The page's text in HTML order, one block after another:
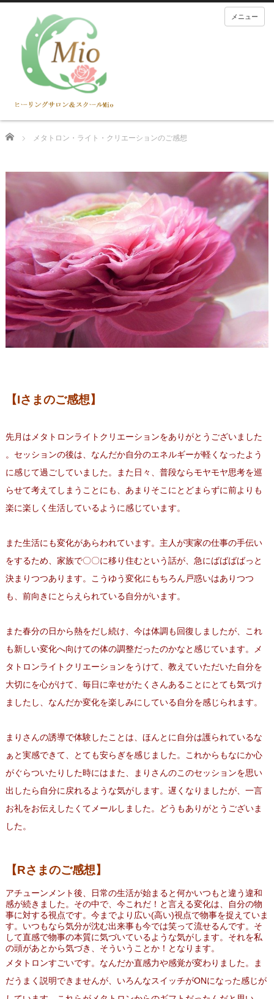
メニュー
Home メタトロン・ライト・クリエーションのご感想
【Iさまのご感想】
先月はメタトロンライトクリエーションをありがとうございました
。セッションの後は、 なんだか自分のエネルギーが軽くなったよう
に感じて過ごしていま した。また日々、 普段ならモヤモヤ思考を巡
らせて考えてしまうことにも、 あまりそこにとどまらずに前よりも
楽に楽しく生活しているように感じています。
また生活にも変化があらわれています。主人が実家の仕事の手伝い
をするため、家族で〇〇に移り住むという話が、急にばばばばっと
決まりつつあります。こうゆう変化にもちろん戸惑いはありつつ
も、 前向きにとらえられている自分がいます。
また春分の日から熱をだし続け、今は体調も回復しましたが、
これ
も新しい変化へ向けての体の調整だったのかなと感じています。
メ
タトロンライトクリエーションをうけて、 教えていただいた自分を
大切にを心がけて、 毎日に幸せがたくさんあることにとても気づけ
ましたし、 なんだか変化を楽しみにしている自分を感じられます。
まりさんの誘導で体験したことは、 ほんとに自分は護られているな
ぁと実感できて、
とても安らぎを感じました。
これからもなにか心
がぐらついたりした時にはまた、
まりさんのこのセッションを思い
出したら自分に戻れるような気がします。遅くなりましたが、一言
お礼をお伝えしたくてメールしました。どうもありがとうございま
した。
【Rさまのご感想】
アチューンメント後、日常の生活が始まると何かいつもと違う違和
感が続きました。その中で、今これだ！と言える変化は、自分の物
事に対する視点です。今までより広い(高い)視点で物事を捉えていま
す。いつもなら気分が沈む出来事も今では笑って流せるんです。 そ
して直感で物事の本質に気づいているような気がします。 それを私
の頭があとから気づき、そういうことか！となります。
メタトロンすごいです。なんだか直感力や感覚が変わりました。ま
だうまく説明できませんが、 いろんなスイッチがONになった感じが